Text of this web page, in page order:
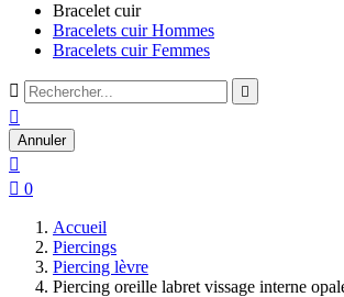
Bracelet cuir
Bracelets cuir Hommes
Bracelets cuir Femmes
 

Annuler

 0
Accueil
Piercings
Piercing lèvre
Piercing oreille labret vissage interne